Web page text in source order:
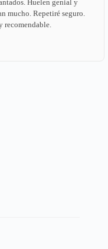
Huelen genial y
mucho. Repetiré seguro.
recomendable.